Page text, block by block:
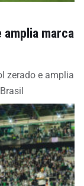
marca
zerado e amplia